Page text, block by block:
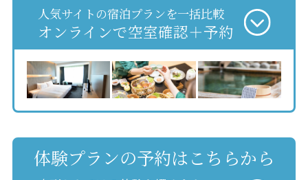
人気サイトの宿泊プランを一括比較
オンラインで空室確認＋予約
体験プランの予約はこちらから